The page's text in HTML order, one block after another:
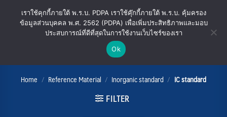
IC standard
Home / Reference Material / Inorganic standard / IC standard
FILTER
เราใช้คุกกี้ภายใต้ พ.ร.บ. PDPA เราใช้คุ๊กกี้ภายใต้ พ.ร.บ. คุ้มครอง
ข้อมูลส่วนบุคคล พ.ศ. 2562 (PDPA) เพื่อเพิ่มประสิทธิภาพและมอบ
ประสบการณ์ที่ดีที่สุดในการใช้งานเว็บไซร์ของเรา
Ok